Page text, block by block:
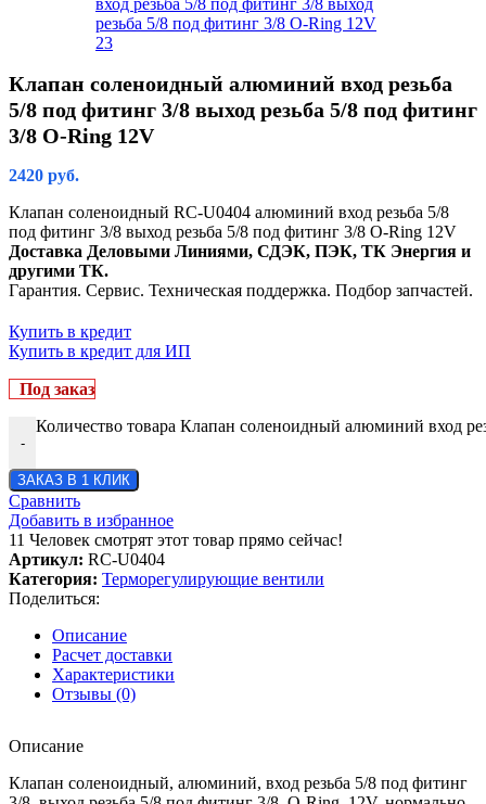
Клапан соленоидный алюминий вход резьба
5/8 под фитинг 3/8 выход резьба 5/8 под фитинг
3/8 O-Ring 12V
2420 руб.
Клапан соленоидный RC-U0404 алюминий вход резьба 5/8
под фитинг 3/8 выход резьба 5/8 под фитинг 3/8 O-Ring 12V
Доставка Деловыми Линиями, СДЭК, ПЭК, ТК Энергия и
другими ТК.
Гарантия. Сервис. Техническая поддержка. Подбор запчастей.
Купить в кредит
Купить в кредит для ИП
Под заказ
-
Количество товара Клапан соленоидный алюминий вход
ЗАКАЗ В 1 КЛИК
Сравнить
Добавить в избранное
11 Человек смотрят этот товар прямо сейчас!
Артикул: RC-U0404
Категория: Терморегулирующие вентили
Поделиться:
Описание
Расчет доставки
Характеристики
Отзывы (0)
Описание
Клапан соленоидный, алюминий, вход резьба 5/8 под фитинг